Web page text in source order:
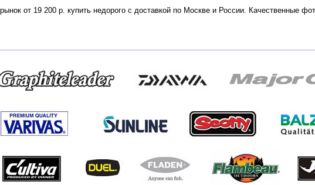
от 19 200 р. купить недорого с доставкой по Москве и России. Качественные